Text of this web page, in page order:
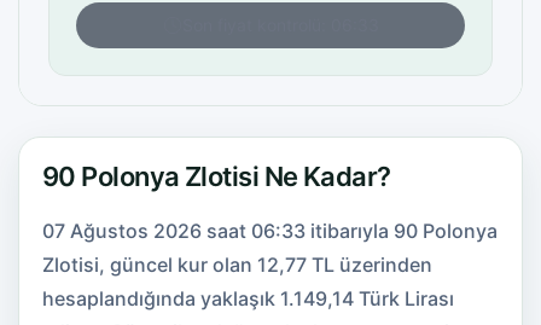
90 Polonya Zlotisi Ne Kadar?
07 Ağustos 2026 saat 06:33 itibarıyla 90 Polonya
Zlotisi, güncel kur olan 12,77 TL üzerinden
hesaplandığında yaklaşık 1.149,14 Türk Lirası